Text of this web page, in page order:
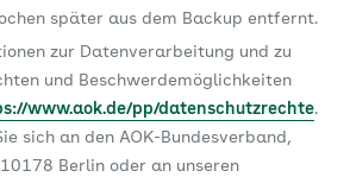
später aus dem Backup entfernt.
zur Datenverarbeitung und zu
und Beschwerdemöglichkeiten
www.aok.de/pp/datenschutzrechte.
sich an den AOK-Bundesverband,
Berlin oder an unseren